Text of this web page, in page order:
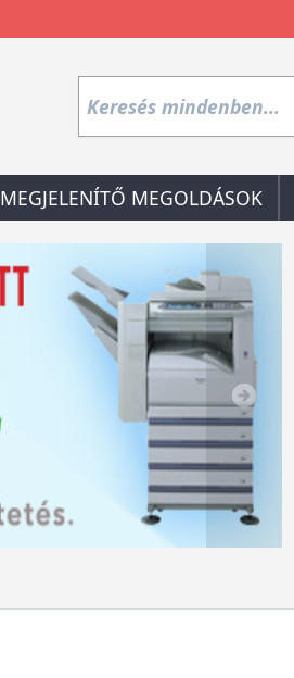
MEGJELENÍTŐ MEGOLDÁSOK